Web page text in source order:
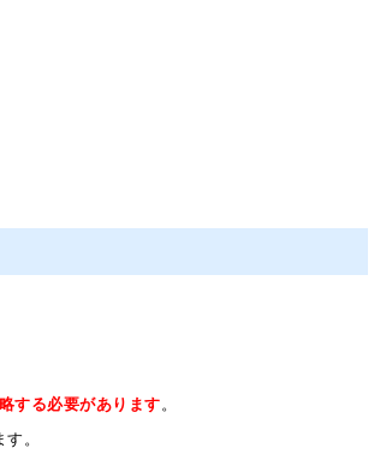
する必要があります。
。